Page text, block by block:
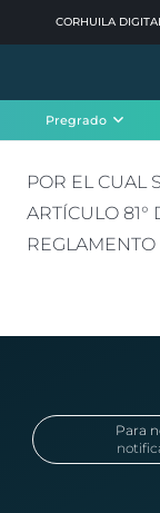
CORHUILA
Pregrado
POR EL CUAL
ARTÍCULO 81°
Para